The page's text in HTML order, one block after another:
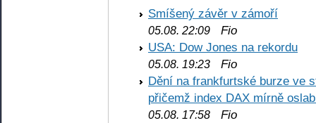
Smíšený závěr v zámoří
05.08. 22:09 Fio
USA: Dow Jones na rekordu
05.08. 19:23 Fio
Dění na frankfurtské burze ve
přičemž index DAX mírně
05.08. 17:58 Fio